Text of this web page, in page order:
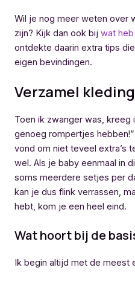
Wil je nog meer weten over
zijn? Kijk dan ook bij wat
ontdekte daarin extra tips
eigen bevindingen.
Verzamel
Toen ik zwanger was, kreeg
genoeg rompertjes
vond om niet teveel extra’s
wel. Als je baby eenmaal in
soms meerdere setjes per
kan je dus flink verrassen,
hebt, kom je een heel eind.
Wat hoort bij de
Ik begin altijd met de meest